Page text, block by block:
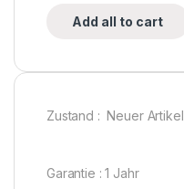
Add all to cart
Zustand : Neuer Artikel
Garantie : 1 Jahr